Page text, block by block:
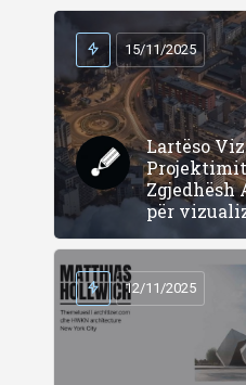
Lartëso
Zgjedhësh
për
15/11/2025
12/11/2025